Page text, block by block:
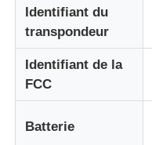
A propos de nous
Visite d'usine
Identifiant du
transpondeur
Identifiant de la
FCC
Batterie